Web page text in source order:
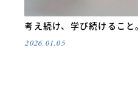
考え続け、学び続けること。
2026.01.05